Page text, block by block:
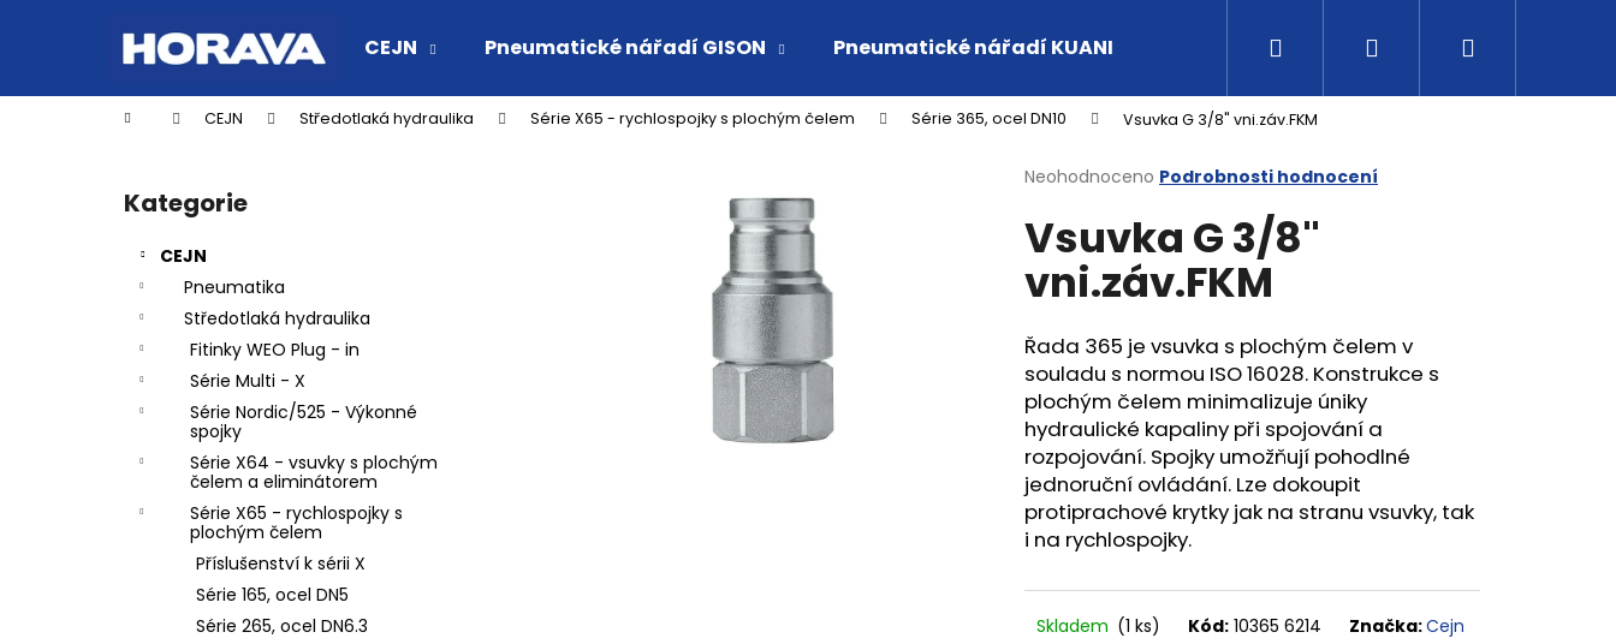
CEJN Pneumatické nářadí GISON Pneumatické nářadí KUANI Tipy a rady Kontakty Obchodní
Přihlášení
Domů CEJN Středotlaká hydraulika Série X65 - rychlospojky s plochým čelem Série 365, ocel DN10 Vsuvka G 3/8" vni.záv.FKM
Přeskočit
kategorie
Kategorie
CEJN
Pneumatika
Středotlaká hydraulika
Fitinky WEO Plug - in
Série Multi - X
Série Nordic/525 - Výkonné
spojky
Série X64 - vsuvky s plochým
čelem a eliminátorem
Série X65 - rychlospojky s
plochým čelem
Příslušenství k sérii X
Série 165, ocel DN5
Série 265, ocel DN6.3
Průměrné
produktu
je
z
hvězdiček.
Neohodnoceno Podrobnosti hodnocení
Vsuvka G 3/8"
vni.záv.FKM
Řada 365 je vsuvka s plochým čelem v
souladu s normou ISO 16028. Konstrukce s
plochým čelem minimalizuje úniky
hydraulické kapaliny při spojování a
rozpojování. Spojky umožňují pohodlné
jednoruční ovládání. Lze dokoupit
protiprachové krytky jak na stranu vsuvky, tak
i na rychlospojky.
Skladem (1 ks) Kód: 10365 6214 Značka:Cejn
í
Zpět
do
Zpět
do
Co potřebujete najít?
Doporučujeme
RYCHLOSPOJKA ESAFE R 1/2" VNĚJŠÍ
684,86 Kč
RYCHLOSPOJKA G3/4" VNITŘNÍ FVMQ
4 420,13 Kč